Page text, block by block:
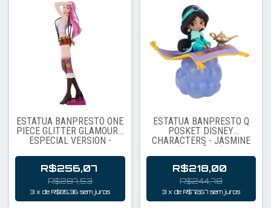
ESTÁTUA BANPRESTO ONE
PIECE GLITTER GLAMOURS
ESPECIAL VERSION -
VERSION A 18964
R$256,07
R$287,53
3 xdeR$85,36 sem juros
ESTÁTUA BANPRESTO Q
POSKET DISNEY
CHARACTERS - JASMINE
(VERSÃO A)
R$218,00
R$244,78
3 xdeR$72,67 sem juros